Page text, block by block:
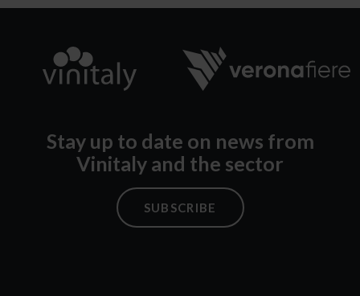
Stay up to date on news from
Vinitaly and the sector
SUBSCRIBE